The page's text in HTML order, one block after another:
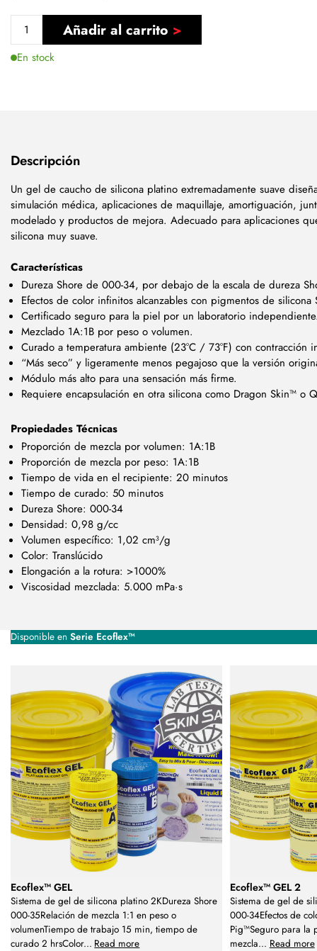
Añadir al carrito
En stock
Descripción
Un gel de caucho de silicona platino extremadamente suave
simulación médica, aplicaciones de maquillaje, amortiguación,
modelado y productos de mejora. Adecuado para aplicaciones
silicona muy suave.
Características
Dureza Shore de 000-34, por debajo de la escala de dureza
Efectos de color infinitos alcanzables con pigmentos de
Certificado seguro para la piel por un laboratorio
Mezclado 1A:1B por peso o volumen.
Curado a temperatura ambiente (23°C / 73°F) con contracción
“Más seco” y ligeramente menos pegajoso que la versión
Módulo más alto para una sensación más firme.
Requiere encapsulación en otra silicona como Dragon Skin™ o
Propiedades Técnicas
Proporción de mezcla por volumen: 1A:1B
Proporción de mezcla por peso: 1A:1B
Tiempo de vida en el recipiente: 20 minutos
Tiempo de curado: 50 minutos
Dureza Shore: 000-34
Densidad: 0,98 g/cc
Volumen específico: 1,02 cm³/g
Color: Translúcido
Elongación a la rotura: >1000%
Viscosidad mezclada: 5.000 mPa·s
Disponible en Serie Ecoflex™
Ecoflex™ GEL
Sistema de gel de silicona platino 2KDureza Shore
000-35Relación de mezcla 1:1 en peso o
volumenTiempo de trabajo 15 min, tiempo de
curado 2 hrsColor... Read more
Ecoflex™ GEL 2
Sistema de gel de
000-34Efectos de
Pig™Seguro para la
mezcla... Read more